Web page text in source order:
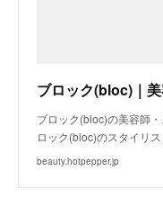
ブロック(bloc)の美容師
ロック(bloc)のスタイリ
beauty.hotpepper.jp